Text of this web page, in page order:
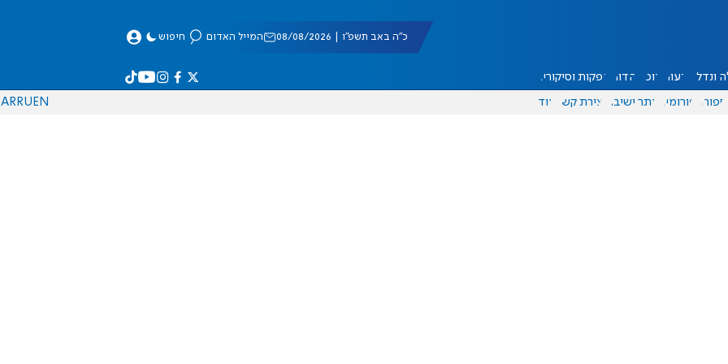
כ"ה באב תשפ"ו | 08/08/2026 המייל האדום חיפוש
ונדל"ן דעות אוכל יהדות הפקות וסיקורים
ספורט פורומים אתר ישיבה יצירת קשר עוד EN
RU
AR